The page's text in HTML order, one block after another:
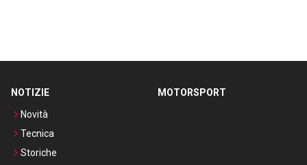
NOTIZIE
Novità
Tecnica
Storiche
MOTORSPORT